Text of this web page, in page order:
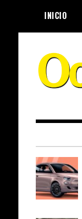
content
INICIO
El
las
a tu
Grupo